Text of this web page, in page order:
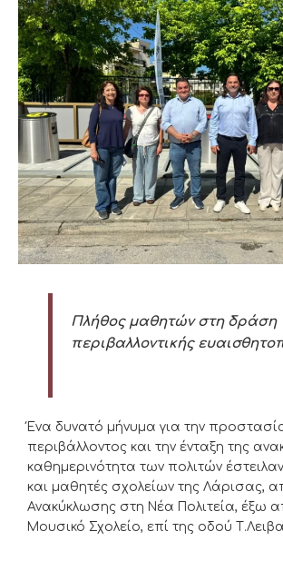
Πλήθος μαθητών στη δράση
περιβαλλοντικής
Ένα δυνατό μήνυμα για την
περιβάλλοντος και την ένταξη της
καθημερινότητα των πολιτών
και μαθητές σχολείων της Λάρισας,
Ανακύκλωσης στη Νέα Πολιτεία, έξω
Μουσικό Σχολείο, επί της οδού